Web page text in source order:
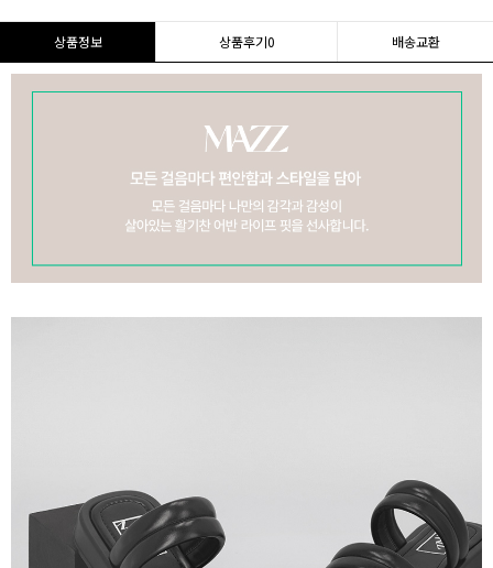
상품정보 상품후기0 배송교환